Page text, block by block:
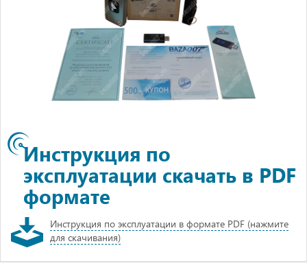
Инструкция по
эксплуатации скачать в PDF
формате
Инструкция по эксплуатации в формате PDF (нажмите
для скачивания)